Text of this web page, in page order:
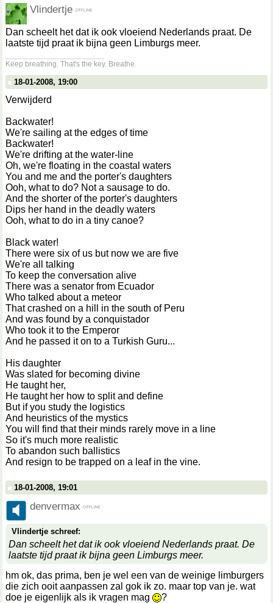
Vlindertje
Dan scheelt het dat ik ook vloeiend Nederlands praat. De
laatste tijd praat ik bijna geen Limburgs meer.
Keep breathing. That's the key. Breathe.
18-01-2008, 19:00
Verwijderd
Backwater!
We're sailing at the edges of time
Backwater!
We're drifting at the water-line
Oh, we're floating in the coastal waters
You and me and the porter's daughters
Ooh, what to do? Not a sausage to do.
And the shorter of the porter's daughters
Dips her hand in the deadly waters
Ooh, what to do in a tiny canoe?
Black water!
There were six of us but now we are five
We're all talking
To keep the conversation alive
There was a senator from Ecuador
Who talked about a meteor
That crashed on a hill in the south of Peru
And was found by a conquistador
Who took it to the Emperor
And he passed it on to a Turkish Guru...
His daughter
Was slated for becoming divine
He taught her,
He taught her how to split and define
But if you study the logistics
And heuristics of the mystics
You will find that their minds rarely move in a line
So it's much more realistic
To abandon such ballistics
And resign to be trapped on a leaf in the vine.
18-01-2008, 19:01
denvermax
Vlindertje schreef:
Dan scheelt het dat ik ook vloeiend Nederlands praat. De
laatste tijd praat ik bijna geen Limburgs meer.
hm ok, das prima, ben je wel een van de weinige limburgers
die zich ooit aanpassen zal gok ik zo. maar top van je. wat
doe je eigenlijk als ik vragen mag
?